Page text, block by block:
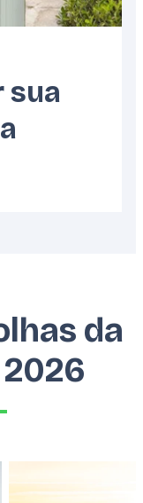
sua
da